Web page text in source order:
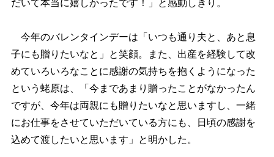
だいて本当に嬉しかったです！」と感動しきり。
今年のバレンタインデーは「いつも通り夫と、あと息
子にも贈りたいなと」と笑顔。また、出産を経験して改
めていろいろなことに感謝の気持ちを抱くようになった
という蛯原は、「今まであまり贈ったことがなかったん
ですが、今年は両親にも贈りたいなと思いますし、一緒
にお仕事をさせていただいている方にも、日頃の感謝を
込めて渡したいと思います」と明かした。